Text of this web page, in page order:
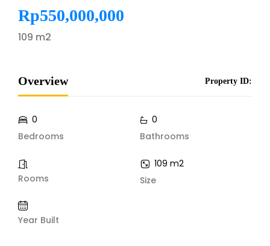
Rp550,000,000
109 m2
Overview Property ID:
Bedrooms
0
Bathrooms
0
Rooms Size
109 m2
Year Built